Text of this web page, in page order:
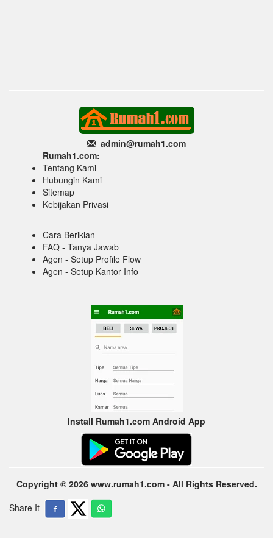
admin@rumah1.com
Rumah1.com:
Tentang Kami
Hubungin Kami
Sitemap
Kebijakan Privasi
Cara Beriklan
FAQ - Tanya Jawab
Agen - Setup Profile Flow
Agen - Setup Kantor Info
Install Rumah1.com Android App
Copyright © 2026 www.rumah1.com - All Rights Reserved.
Share It